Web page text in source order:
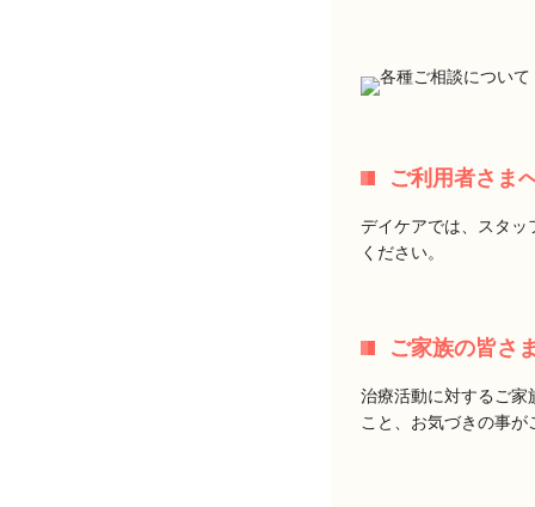
ご利用者さま
デイケアでは、スタッ
ください。
ご家族の皆さ
治療活動に対するご家
こと、お気づきの事